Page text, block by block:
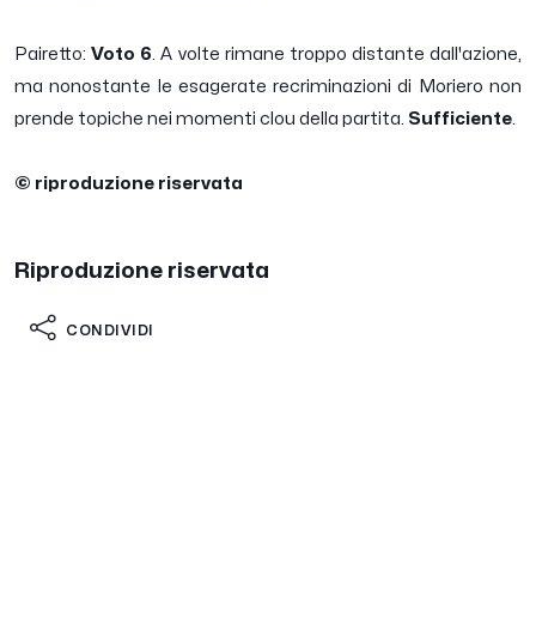
Pairetto:Voto 6 . A volte rimane troppo distante dall'azione,
ma nonostante le esagerate recriminazioni di Moriero non
prende topiche nei momenti clou della partita. Sufficiente
© riproduzione riservata
Riproduzione riservata
CONDIVIDI